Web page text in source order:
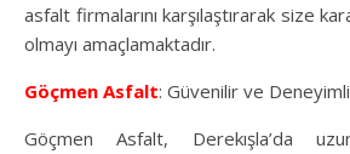
asfalt firmalarını karşılaştırarak size
olmayı amaçlamaktadır.
Göçmen Asfalt: Güvenilir ve Deneyimli
Göçmen Asfalt, Derekışla’da